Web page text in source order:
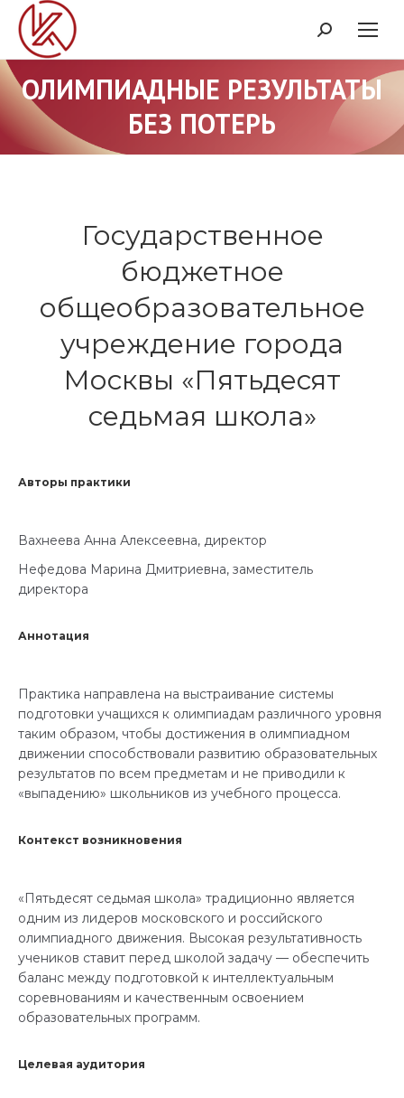
Поиск:
ОЛИМПИАДНЫЕ РЕЗУЛЬТАТЫ
БЕЗ ПОТЕРЬ
Государственное
бюджетное
общеобразовательное
учреждение города
Москвы «Пятьдесят
седьмая школа»
Авторы практики
Вахнеева Анна Алексеевна, директор
Нефедова Марина Дмитриевна, заместитель
директора
Аннотация
Практика направлена на выстраивание системы
подготовки учащихся к олимпиадам различного уровня
таким образом, чтобы достижения в олимпиадном
движении способствовали развитию образовательных
результатов по всем предметам и не приводили к
«выпадению» школьников из учебного процесса.
Контекст возникновения
«Пятьдесят седьмая школа» традиционно является
одним из лидеров московского и российского
олимпиадного движения. Высокая результативность
учеников ставит перед школой задачу — обеспечить
баланс между подготовкой к интеллектуальным
соревнованиям и качественным освоением
образовательных программ.
Целевая аудитория